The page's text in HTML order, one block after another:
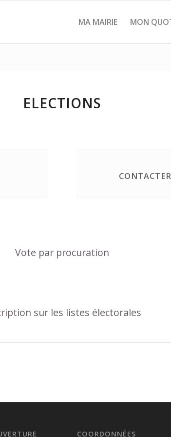
MA MAIRIE MON
ELECTIONS
Vote par procuration
sur les listes électorales
COORDONNÉES